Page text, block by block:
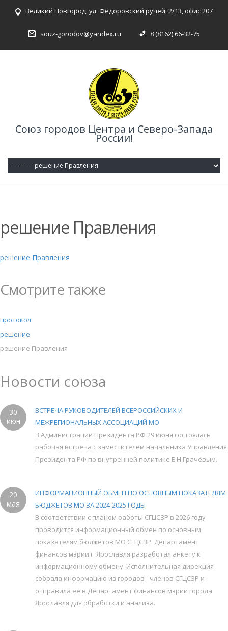
Великий Новгород, ул. Федоровский ручей, 2/13, офис 207
souz-gorodov@yandex.ru 8 (8162) 66-32-75
Союз городов Центра и Северо-Запада
России!
решение Правления
решение Правления
Смотрите также
протокол
решение
решение Правления
Новости союза
30
июн
ВСТРЕЧА РУКОВОДИТЕЛЕЙ ВСЕРОССИЙСКИХ И
МЕЖРЕГИОНАЛЬНЫХ АССОЦИАЦИЙ МО
В Администрации Президента РФ 29 июня состоялась
рабочая встреча с заместителем начальника Управления
Президента РФ по внутренней политике Е.Н.Грачёвым.
20
мая
ИНФОРМАЦИОННЫЙ ОБМЕН ПО ОСНОВНЫМ ПОКАЗАТЕЛЯМ
БЮДЖЕТОВ МО ЗА 2024-2025 ГОДЫ
В соответствии с планом работы СГЦСЗР в 2026 году
проводится информационный обмен по основным
показателям бюджетов МО СГЦСЗР. Департамент
финансов мэрии г. Ярославля разработал анкету к
информационному обмену. Исполнительная дирекция
собрала информацию из городов - членов СГЦСЗР и
отправила её в Департамент финансов мэрии города
Ярославля для обработки и анализа.